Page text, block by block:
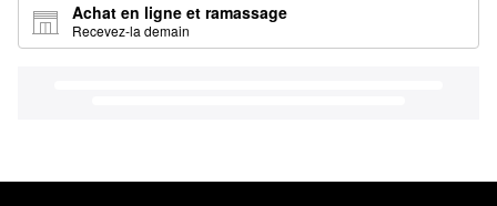
Achat en ligne et ramassage
Recevez-la demain